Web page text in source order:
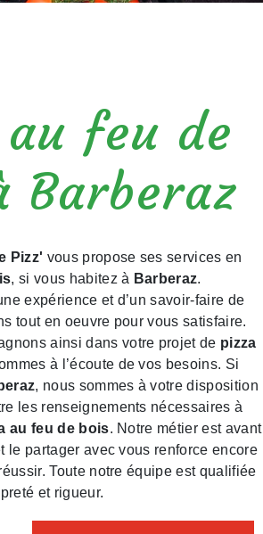
feu de
Barberaz
Pizz' vous propose ses services en
, si vous habitez à Barberaz.
expérience et d’un savoir-faire de
tout en oeuvre pour vous satisfaire.
ainsi dans votre projet de pizza
à l’écoute de vos besoins. Si
, nous sommes à votre disposition
les renseignements nécessaires à
au feu de bois. Notre métier est avant
le partager avec vous renforce encore
Toute notre équipe est qualifiée
et rigueur.